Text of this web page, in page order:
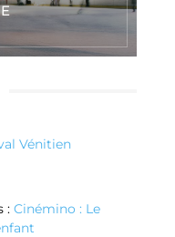
Vénitien
: Cinémino : Le